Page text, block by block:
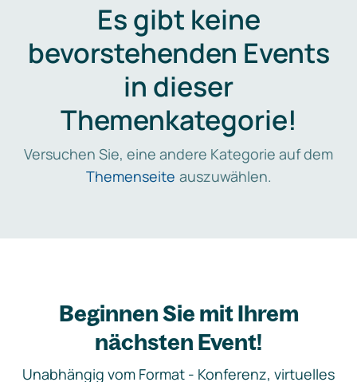
Es gibt keine
bevorstehenden Events
in dieser
Themenkategorie!
Versuchen Sie, eine andere Kategorie auf dem
Themenseite auszuwählen.
Beginnen Sie mit Ihrem
nächsten Event!
Unabhängig vom Format - Konferenz, virtuelles